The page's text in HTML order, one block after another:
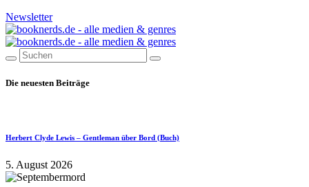
Newsletter
Die neuesten Beiträge
Herbert Clyde Lewis – Gentleman über Bord (Buch)
5. August 2026